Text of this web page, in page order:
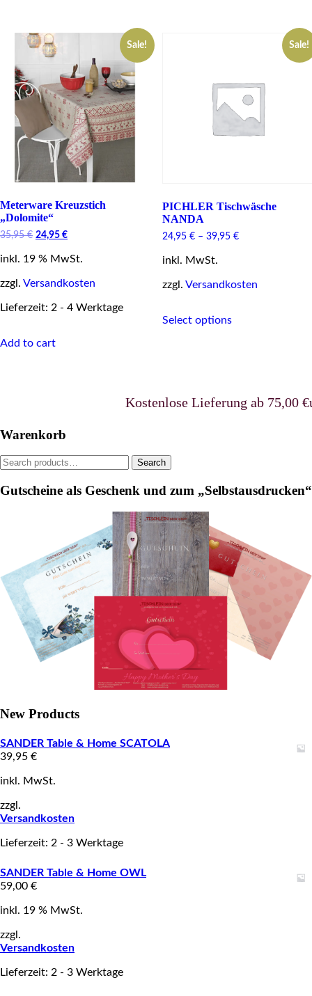
The
may
be
chosen
on
the
product
page
be
chosen
on
product
Sale!
Meterware Kreuzstich
„Dolomite“
35,95€ Original
was:
24,95 €Current
is:
inkl. 19 % MwSt.
zzgl. Versandkosten
Lieferzeit: 2 - 4 Werktage
Add to cart
Sale!
PICHLER Tischwäsche
NANDA
24,95 €– 39,95 €
inkl. MwSt.
zzgl. Versandkosten
Select optionsproduct
may
Kostenlose Lieferung ab 75,00
Warenkorb
Search
Search
Gutscheine als Geschenk und zum „Selbstausdrucken“
New Products
SANDER Table & Home SCATOLA
39,95 €
inkl. MwSt.
zzgl.
Versandkosten
Lieferzeit: 2 - 3 Werktage
SANDER Table & Home OWL
59,00 €
inkl. 19 % MwSt.
zzgl.
Versandkosten
Lieferzeit: 2 - 3 Werktage